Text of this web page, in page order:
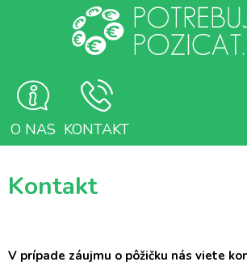
O NAS KONTAKT
Kontakt
V prípade záujmu o pôžičku nás viete